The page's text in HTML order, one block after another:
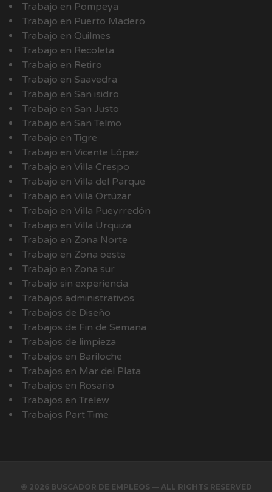
Trabajo en Pompeya
Trabajo en Puerto Madero
Trabajo en Quilmes
Trabajo en Recoleta
Trabajo en Retiro
Trabajo en Saavedra
Trabajo en San isidro
Trabajo en San Justo
Trabajo en San Telmo
Trabajo en Tigre
Trabajo en Vicente López
Trabajo en Villa Crespo
Trabajo en Villa del Parque
Trabajo en Villa Ortúzar
Trabajo en Villa Pueyrredón
Trabajo en Villa Urquiza
Trabajo en Zona Norte
Trabajo en Zona oeste
Trabajo en Zona sur
Trabajo sin experiencia
Trabajos administrativos
Trabajos de Diseño
Trabajos de Fin de Semana
Trabajos de limpieza
Trabajos en Bariloche
Trabajos en Mar del Plata
Trabajos en Rosario
Trabajos en Trelew
Trabajos Part Time
© 2026 BUSCADOR DE EMPLEOS — ALL RIGHTS RESERVED